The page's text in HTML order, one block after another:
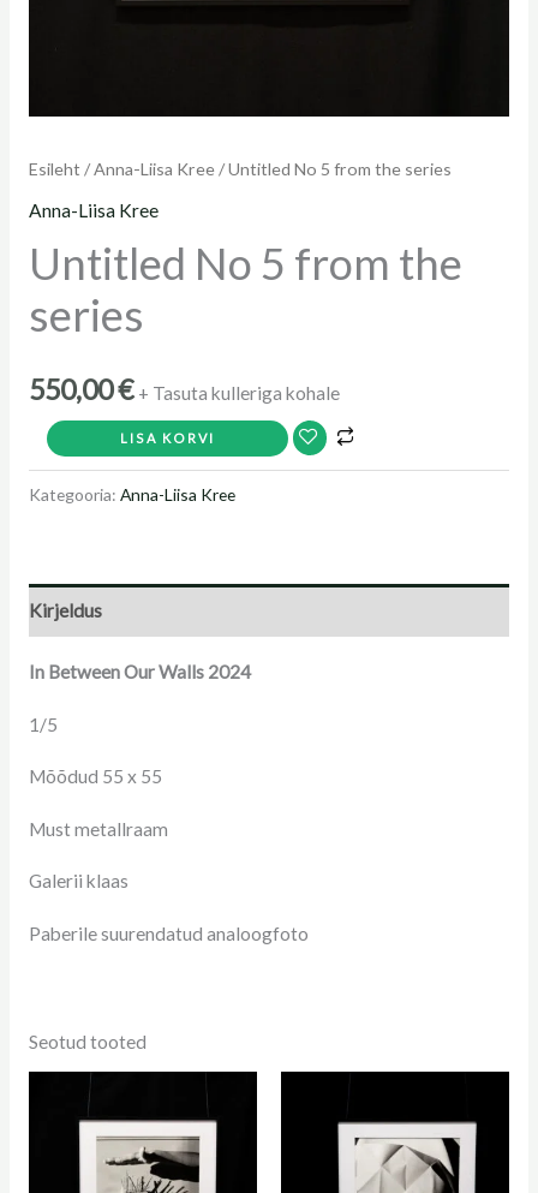
Esileht /Anna-Liisa Kree/ Untitled No 5 from the series
Anna-Liisa Kree
Untitled No 5 from the
series
550,00€ + Tasuta kulleriga kohale
LISA KORVI
Kategooria: Anna-Liisa Kree
Kirjeldus
In Between Our Walls 2024
1/5
Mõõdud 55 x 55
Must metallraam
Galerii klaas
Paberile suurendatud analoogfoto
Seotud tooted